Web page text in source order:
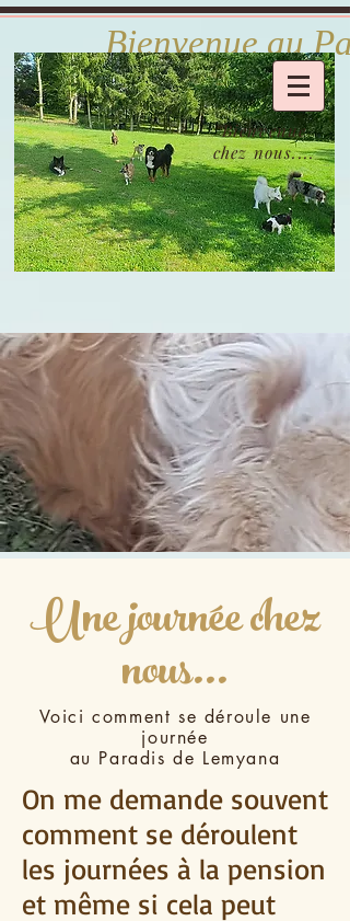
Bienvenue
Bienvenue
chez nous....
Une journée chez
nous...
Voici comment se déroule une
journée
au Paradis de Lemyana
On me demande souvent
comment se déroulent
les journées à la pension
et même si cela peut